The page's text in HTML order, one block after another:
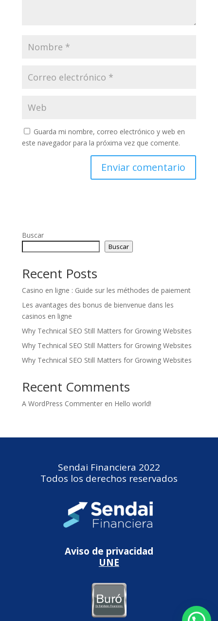
Guarda mi nombre, correo electrónico y web en
este navegador para la próxima vez que comente.
Buscar
Buscar
Recent Posts
Casino en ligne : Guide sur les méthodes de paiement
Les avantages des bonus de bienvenue dans les
casinos en ligne
Why Technical SEO Still Matters for Growing Websites
Why Technical SEO Still Matters for Growing Websites
Why Technical SEO Still Matters for Growing Websites
Recent Comments
A WordPress Commenteren Hello world!
Sendai Financiera 2022
Todos los derechos reservados
Aviso de privacidad
UNE